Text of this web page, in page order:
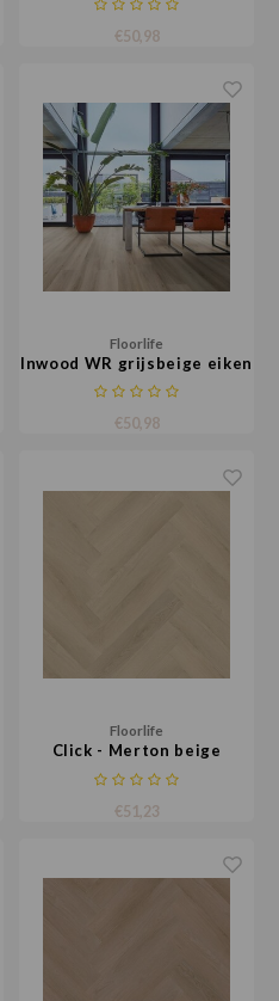
€50,98
Floorlife
Inwood WR grijsbeige eiken
€50,98
Floorlife
Click - Merton beige
€51,23